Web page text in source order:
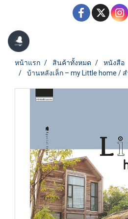
หน้าแรก สินค้าทั้งหมด
หนังสือ
บ้านหลังเล็ก – my Little home /